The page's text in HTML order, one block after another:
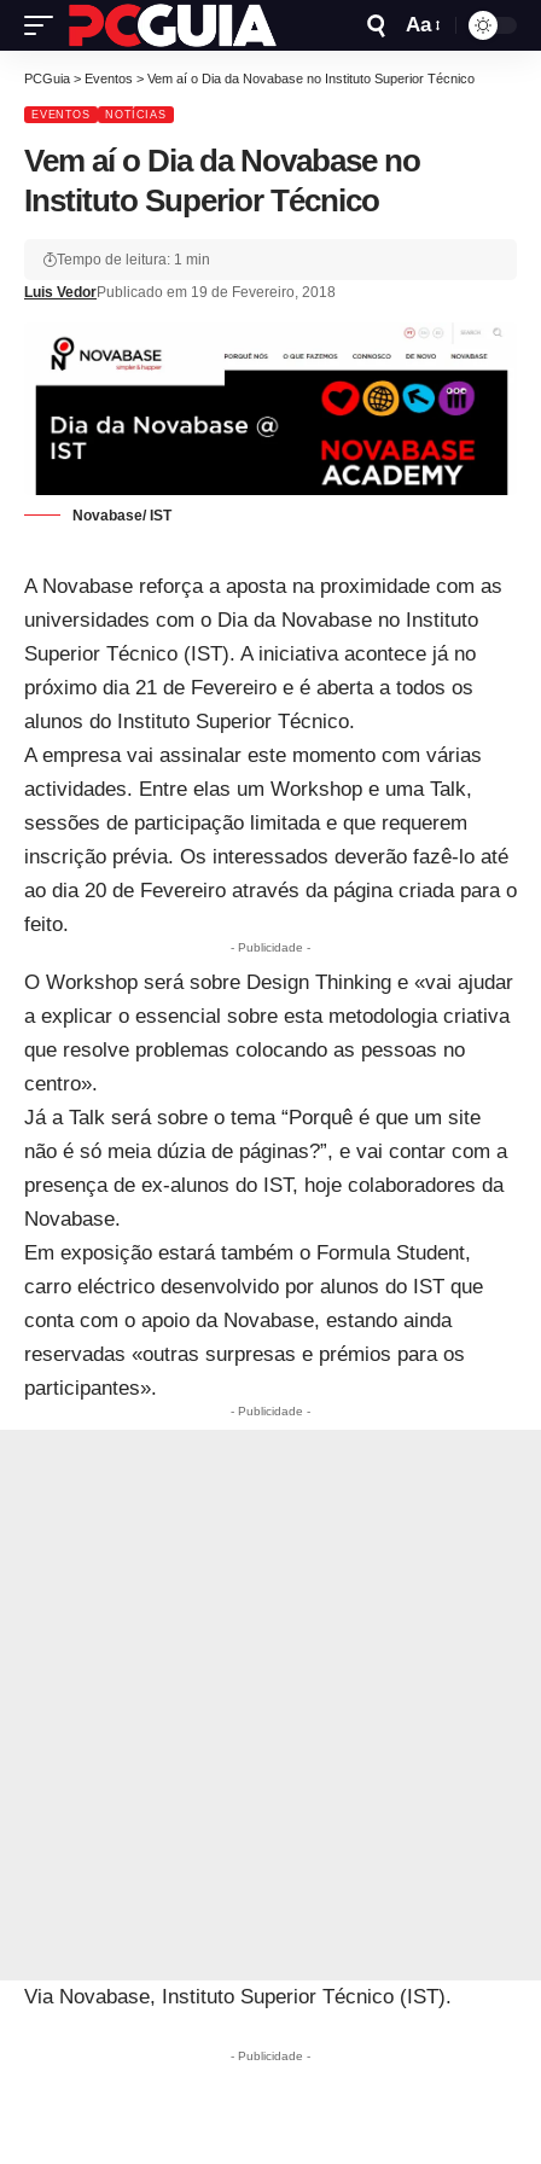
Aa
PCGuia > Eventos > Vem aí o Dia da Novabase no Instituto Superior Técnico
EVENTOS NOTÍCIAS
Vem aí o Dia da Novabase no
Instituto Superior Técnico
Luis VedorPublicado em 19 de Fevereiro, 2018
Tempo de leitura: 1 min
Novabase/ IST
A Novabase reforça a aposta na proximidade com as
universidades com o Dia da Novabase no Instituto
Superior Técnico (IST). A iniciativa acontece já no
próximo dia 21 de Fevereiro e é aberta a todos os
alunos do Instituto Superior Técnico.
A empresa vai assinalar este momento com várias
actividades. Entre elas um Workshop e uma Talk,
sessões de participação limitada e que requerem
inscrição prévia. Os interessados deverão fazê-lo até
ao dia 20 de Fevereiro através da página criada para o
feito.
- Publicidade -
O Workshop será sobre Design Thinking e «vai ajudar
a explicar o essencial sobre esta metodologia criativa
que resolve problemas colocando as pessoas no
centro».
Já a Talk será sobre o tema “Porquê é que um site
não é só meia dúzia de páginas?”, e vai contar com a
presença de ex-alunos do IST, hoje colaboradores da
Novabase.
Em exposição estará também o Formula Student,
carro eléctrico desenvolvido por alunos do IST que
conta com o apoio da Novabase, estando ainda
reservadas «outras surpresas e prémios para os
participantes».
- Publicidade -
Via Novabase, Instituto Superior Técnico (IST).
- Publicidade -